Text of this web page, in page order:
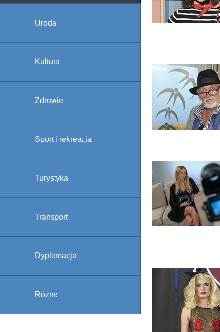
Uroda
Kultura
Zdrowie
Sport i rekreacja
Turystyka
Transport
Dyplomacja
Różne